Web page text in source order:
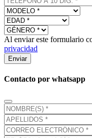
Al enviar este formulario
privacidad
Enviar
Contacto por whatsapp